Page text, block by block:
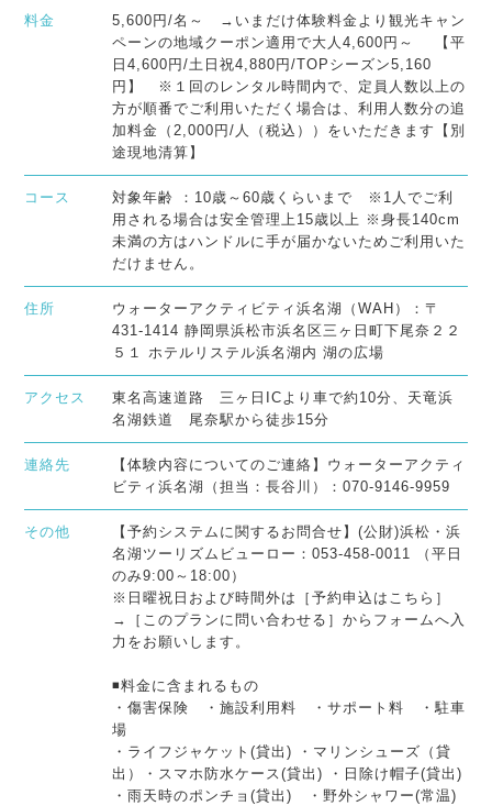
料金
5,600円/名～ →いまだけ体験料金より観光キャン
ペーンの地域クーポン適用で大人4,600円～ 【平
日4,600円/土日祝4,880円/TOPシーズン5,160
円】 ※１回のレンタル時間内で、定員人数以上の
方が順番でご利用いただく場合は、利用人数分の追
加料金（2,000円/人（税込））をいただきます【別
途現地清算】
コース
対象年齢 ：10歳～60歳くらいまで ※1人でご利
用される場合は安全管理上15歳以上 ※身長140cm
未満の方はハンドルに手が届かないためご利用いた
だけません。
住所
ウォーターアクティビティ浜名湖（WAH）：〒
431-1414 静岡県浜松市浜名区三ヶ日町下尾奈２２
５１ ホテルリステル浜名湖内 湖の広場
アクセス
東名高速道路 三ヶ日ICより車で約10分、天竜浜
名湖鉄道 尾奈駅から徒歩15分
連絡先
【体験内容についてのご連絡】ウォーターアクティ
ビティ浜名湖（担当：長谷川）：070-9146-9959
その他
【予約システムに関するお問合せ】(公財)浜松・浜
名湖ツーリズムビューロー：053-458-0011 （平日
のみ9:00～18:00）
※日曜祝日および時間外は［予約申込はこちら］
→［このプランに問い合わせる］からフォームへ入
力をお願いします。
◾️料金に含まれるもの
・傷害保険 ・施設利用料 ・サポート料 ・駐車
場
・ライフジャケット(貸出) ・マリンシューズ（貸
出）・スマホ防水ケース(貸出) ・日除け帽子(貸出)
・雨天時のポンチョ(貸出) ・野外シャワー(常温)